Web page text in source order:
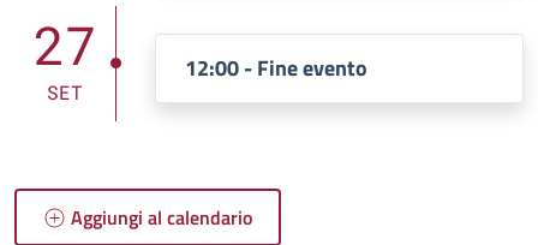
27
SET
12:00 - Fine evento
Aggiungi al calendario